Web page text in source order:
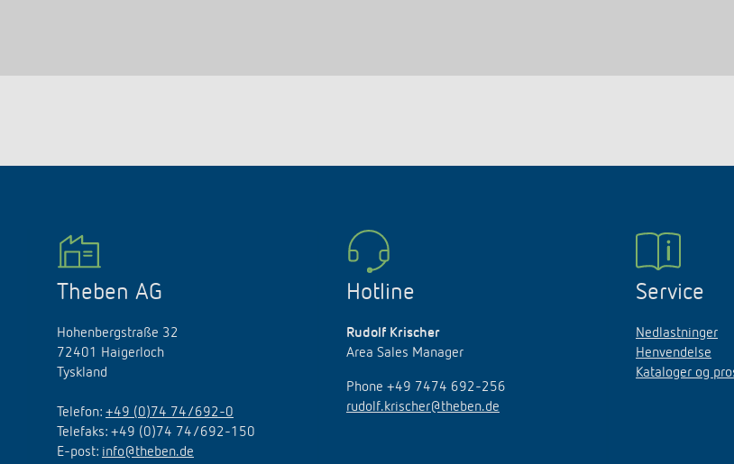
Theben AG
Hohenbergstraße 32
72401 Haigerloch
Tyskland
Telefon: +49 (0)74 74/692-0
Telefaks: +49 (0)74 74/692-150
E-post: info@theben.de
Hotline
Rudolf Krischer
Area Sales Manager
Phone +49 7474 692-256
rudolf.krischer@theben.de
Service
Nedlastninger
Henvendelse
Kataloger og